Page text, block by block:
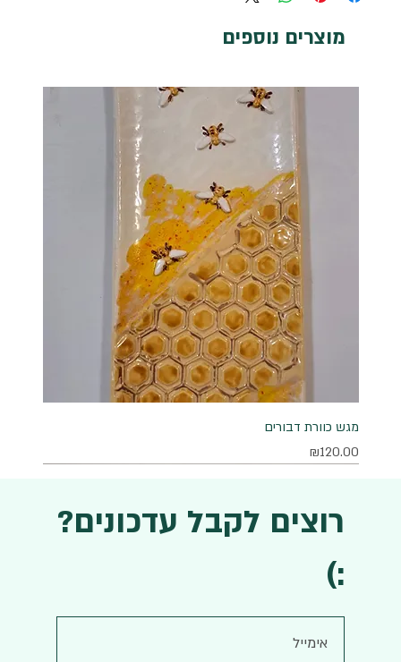
מוצרים נוספים
מגש כוורת דבורים
מחיר
₪120.00
רוצים לקבל עדכונים?
:)